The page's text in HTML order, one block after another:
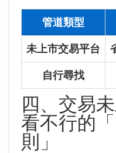
管道類型
未上市交易平台
自行尋找
四、交易
看不行的
則」